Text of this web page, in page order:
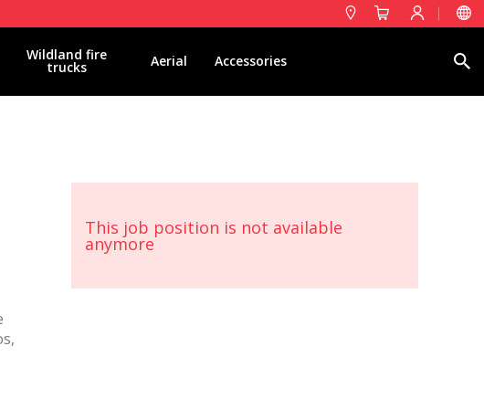
Wildland fire
trucks Aerial Accessories
This job position is not available
anymore